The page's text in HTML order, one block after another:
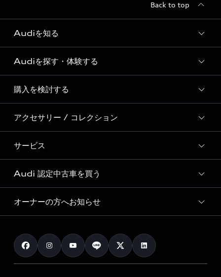
Back to top
Audiを知る
Audi ブランド
Story of Progress
Audi Sport
Formula 1®
デジタルサービス
Audiを探す・体験する
ディーラー検索
新車在庫検索
試乗車・展示車検索
見積り依頼
試乗予約
購入を検討する
モデル一覧
特別仕様モデル / 限定モデル
e-tronラインアップ
価格シミュレーション
車両比較
カタログ一覧
アクセサリー / コレクション
純正アクセサリー
オンラインショップ
Audi collection
アウディナビアプリ
サービス
サービス入庫予約
サービスプログラム
メンテナンス
車検 / 定期点検
e-tronアフターサポート
Audi 認定中古車を買う
Audi認定中古車
クオリティ
保証
オーナーの方へお知らせ
お知らせ
オーナー様向けキャンペーン